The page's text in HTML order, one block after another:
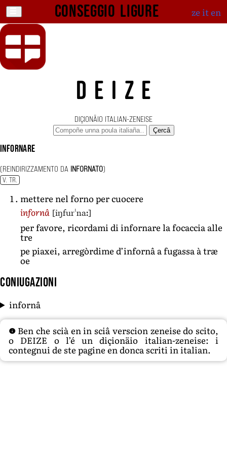
Conseggio ligure ze iten
DEIZE
DIÇIONÄIO ITALIAN-ZENEISE
Çercâ
infornare
(REINDIRIZZAMENTO DA INFORNATO)
V. TR.
mettere nel forno per cuocere
infornâ [iŋfurˈnaː]
per favore, ricordami di infornare la focaccia alle
tre
pe piaxei, arregòrdime d’infornâ a fugassa à træ
oe
Coniugazioni
infornâ
Ben che scià en in sciâ verscion zeneise do scito,
o DEIZE o l’é un diçionäio italian-zeneise: i
contegnui de ste pagine en donca scriti in italian.